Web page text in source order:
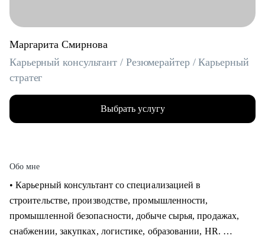
Маргарита Смирнова
Карьерный консультант / Резюмерайтер / Карьерный
стратег
Выбрать услугу
Обо мне
• Карьерный консультант со специализацией в
строительстве, производстве, промышленности,
промышленной безопасности, добыче сырья, продажах,
снабжении, закупках, логистике, образовании, HR.